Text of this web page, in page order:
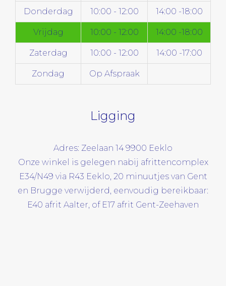
Donderdag 10:00 - 12:00 14:00 -18:00
Vrijdag 10:00 - 12:00 14:00 -18:00
Zaterdag 10:00 - 12:00 14:00 -17:00
Zondag Op Afspraak
Ligging
Adres: Zeelaan 14 9900 Eeklo
Onze winkel is gelegen nabij afrittencomplex
E34/N49 via R43 Eeklo, 20 minuutjes van Gent
en Brugge verwijderd, eenvoudig bereikbaar:
E40 afrit Aalter, of E17 afrit Gent-Zeehaven